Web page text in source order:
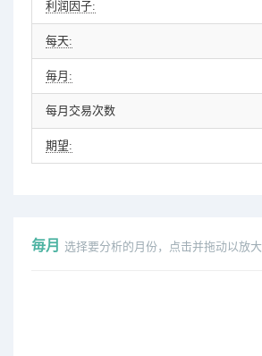
利润因子:
每天:
毎月:
每月交易次数
期望:
毎月 选择要分析的月份，点击并拖动以放大